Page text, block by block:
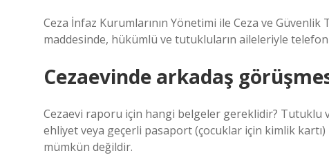
Ceza İnfaz Kurumlarının Yönetimi ile Ceza ve
maddesinde, hükümlü ve tutukluların aileleriyle
Cezaevinde arkadaş
Cezaevi raporu için hangi belgeler gereklidir? Tutuklu
ehliyet veya geçerli pasaport (çocuklar için kimlik
mümkün değildir.